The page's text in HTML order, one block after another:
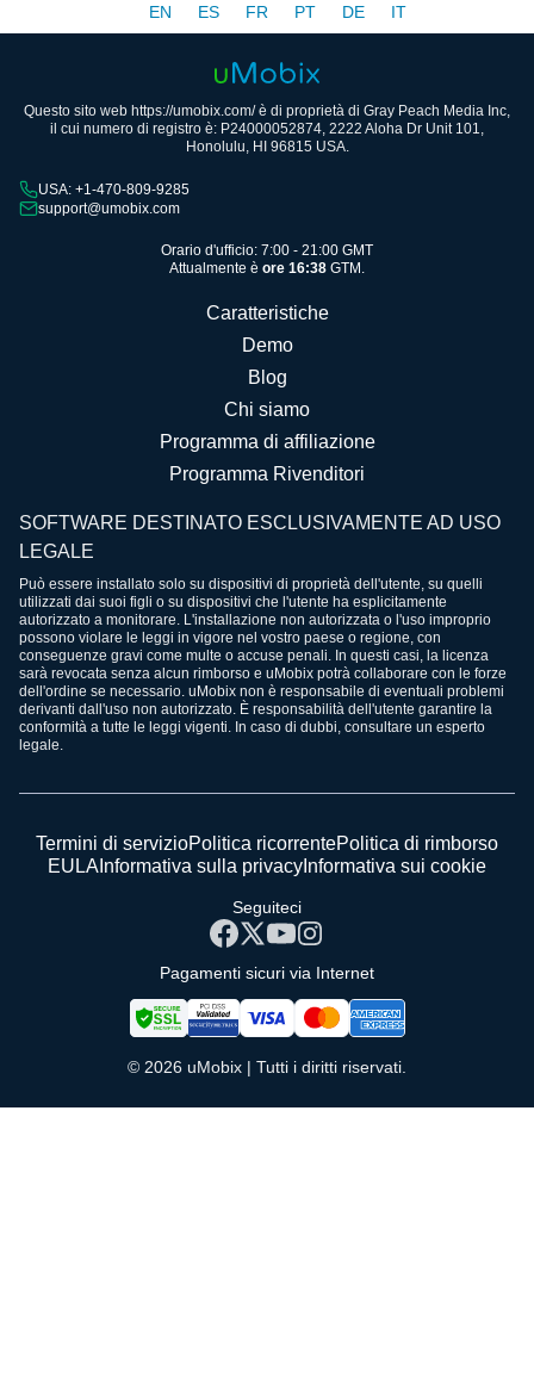
EN
ES FR PT DE IT
Questo sito web https://umobix.com/ è di proprietà di Gray Peach Media Inc,
il cui numero di registro è: P24000052874, 2222 Aloha Dr Unit 101,
Honolulu, HI 96815 USA.
USA: +1-470-809-9285
support@umobix.com
Orario d'ufficio: 7:00 - 21:00 GMT
Attualmente è ore 16:38 GTM.
Caratteristiche
Demo
Blog
Chi siamo
Programma di affiliazione
Programma Rivenditori
SOFTWARE DESTINATO ESCLUSIVAMENTE AD USO
LEGALE
Può essere installato solo su dispositivi di proprietà dell'utente, su quelli
utilizzati dai suoi figli o su dispositivi che l'utente ha esplicitamente
autorizzato a monitorare. L'installazione non autorizzata o l'uso improprio
possono violare le leggi in vigore nel vostro paese o regione, con
conseguenze gravi come multe o accuse penali. In questi casi, la licenza
sarà revocata senza alcun rimborso e uMobix potrà collaborare con le forze
dell'ordine se necessario. uMobix non è responsabile di eventuali problemi
derivanti dall'uso non autorizzato. È responsabilità dell'utente garantire la
conformità a tutte le leggi vigenti. In caso di dubbi, consultare un esperto
legale.
Termini di servizioPolitica ricorrentePolitica di rimborso
EULA Informativa sulla privacy Informativa sui cookie
Seguiteci
Pagamenti sicuri via Internet
© 2026 uMobix | Tutti i diritti riservati.